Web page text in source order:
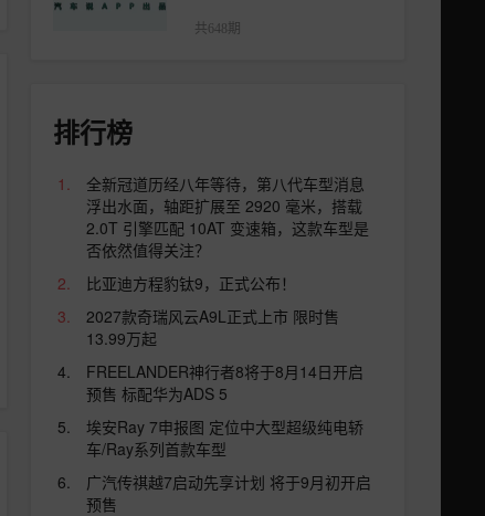
共648期
排行榜
全新冠道历经八年等待，第八代车型消息
浮出水面，轴距扩展至 2920 毫米，搭载
2.0T 引擎匹配 10AT 变速箱，这款车型是
否依然值得关注？
比亚迪方程豹钛9，正式公布！
2027款奇瑞风云A9L正式上市 限时售
13.99万起
FREELANDER神行者8将于8月14日开启
预售 标配华为ADS 5
埃安Ray 7申报图 定位中大型超级纯电轿
车/Ray系列首款车型
广汽传祺越7启动先享计划 将于9月初开启
预售